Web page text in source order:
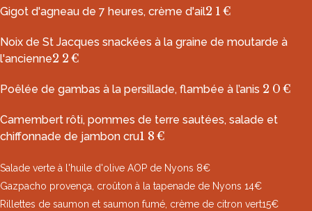
Gigot d'agneau de 7 heures, crème d'ail21€
Noix de St Jacques snackées à la graine de moutarde à
l'ancienne22€
Poêlée de gambas à la persillade, flambée à l’anis 20€
Camembert rôti, pommes de terre sautées, salade et
chiffonnade de jambon cru18€
Salade verte à l'huile d'olive AOP de Nyons 8€
Gazpacho provença, croûton à la tapenade de Nyons 14€
Rillettes de saumon et saumon fumé, crème de citron vert15€